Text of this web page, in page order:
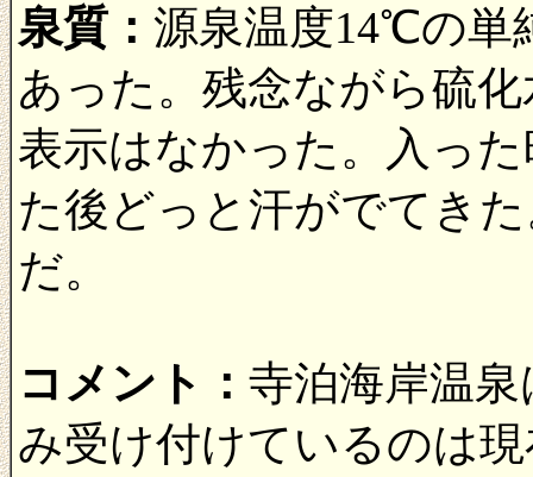
泉質： 源泉温度14℃の単
あった。残念ながら硫
表示はなかった。入っ
た後どっと汗がでてき
だ。
コメント： 寺泊海岸温
み受け付けているのは